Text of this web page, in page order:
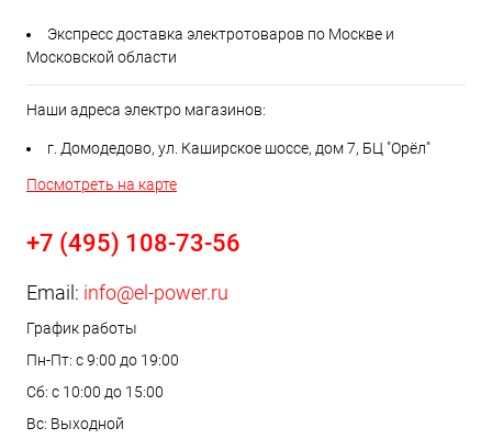
Экспресс доставка электротоваров по Москве и
Московской области
Наши адреса электро магазинов:
г. Домодедово, ул. Каширское шоссе, дом 7, БЦ "Орёл"
Посмотреть на карте
+7 (495) 108-73-56
Email: info@el-power.ru
График работы
Пн-Пт: с 9:00 до 19:00
Сб: с 10:00 до 15:00
Вс: Выходной